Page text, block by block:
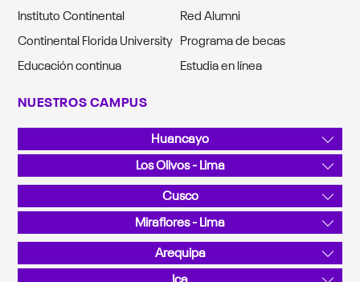
Instituto Continental
Red Alumni
Continental Florida University Programa de becas
Educación continua
Estudia en línea
NUESTROS CAMPUS
Huancayo
Av. San Carlos 1980, Urb. San Antonio
Teléfono: 064 481430
Los Olivos - Lima
Av. Alfredo Mendiola 5210
Teléfono: 01 2132760
Cusco
Sector Angostura KM 10, San Jerónimo
Teléfono: 084 480070
Miraflores - Lima
Calle Junín 355
Teléfono: 01 2132760
Arequipa
La Canseco II / Sector: Valle Chili - José Luis Bustamante y
Ica